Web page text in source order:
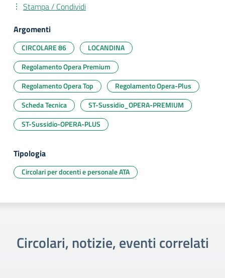
Stampa / Condividi
Argomenti
CIRCOLARE 86
LOCANDINA
Regolamento Opera Premium
Regolamento Opera Top
Regolamento Opera-Plus
Scheda Tecnica
ST-Sussidio_OPERA-PREMIUM
ST-Sussidio-OPERA-PLUS
Tipologia
Circolari per docenti e personale ATA
Circolari, notizie, eventi correlati